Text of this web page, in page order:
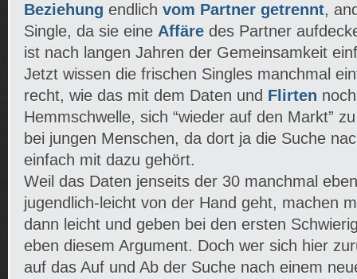
Beziehung endlich vom Partner getrennt,
Single, da sie eine Affäre des Partner
ist nach langen Jahren der Gemeinsamkeit
Jetzt wissen die frischen Singles manchmal
recht, wie das mit dem Daten und Flirten
Hemmschwelle, sich “wieder auf den Markt”
bei jungen Menschen, da dort ja die Suche
einfach mit dazu gehört.
Weil das Daten jenseits der 30 manchmal
jugendlich-leicht von der Hand geht, machen
dann leicht und geben bei den ersten
eben diesem Argument. Doch wer sich hier
auf das Auf und Ab der Suche nach einem